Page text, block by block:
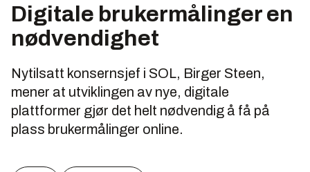
Digitale brukermålinger en
nødvendighet
Nytilsatt konsernsjef i SOL, Birger Steen,
mener at utviklingen av nye, digitale
plattformer gjør det helt nødvendig å få på
plass brukermålinger online.